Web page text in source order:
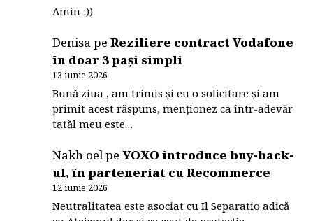
Amin :))
Denisa peReziliere contract Vodafone
în doar 3 pași simpli
13 iunie 2026
Bună ziua , am trimis și eu o solicitare și am
primit acest răspuns, menționez ca într-adevăr
tatăl meu este…
Nakh oelpeYOXO introduce buy-back-
ul, în parteneriat cu Recommerce
12 iunie 2026
Neutralitatea este asociat cu Il Separatio adică